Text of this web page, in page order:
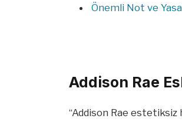
Önemli Not ve
Addison Rae
“Addison Rae